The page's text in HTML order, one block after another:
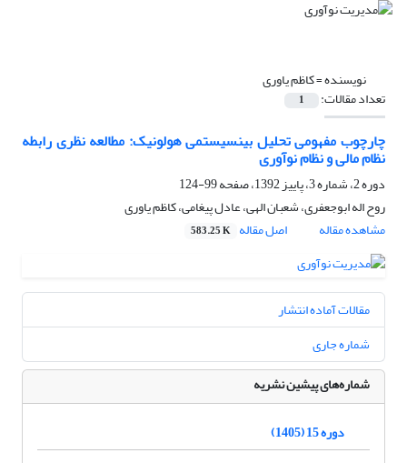
نویسنده =کاظم یاوری
تعداد مقالات: 1
چارچوب مفهومی تحلیل بینسیستمی هولونیک: مطالعه نظری رابطه
نظام مالی و نظام نوآوری
دوره 2، شماره 3، پاییز 1392، صفحه
99-124
روح اله ابوجعفری، شعبان الهی، عادل پیغامی، کاظم یاوری
مشاهده مقاله
اصل مقاله 583.25 K
مقالات آماده انتشار
شماره جاری
شماره‌های پیشین نشریه
دوره 15 (1405)